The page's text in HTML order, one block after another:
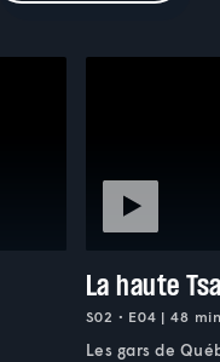
La haute
S02 • E04 | 48
Les gars de